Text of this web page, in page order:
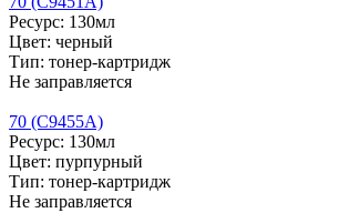
Ресурс: 130мл
Цвет: черный
Тип: тонер-картридж
Не заправляется
70 (C9455A)
Ресурс: 130мл
Цвет: пурпурный
Тип: тонер-картридж
Не заправляется